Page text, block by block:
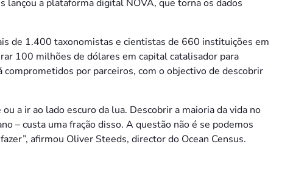
lançou a plataforma digital NOVA, que torna os dados
de 1.400 taxonomistas e cientistas de 660 instituições em
100 milhões de dólares em capital catalisador para
por parceiros, com o objectivo de descobrir
a ir ao lado escuro da lua. Descobrir a maioria da vida no
– custa uma fração disso. A questão não é se podemos
afirmou Oliver Steeds, director do Ocean Census.